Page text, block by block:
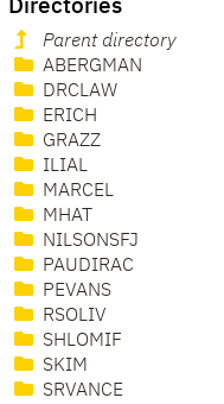
Directories
Parent directory
ABERGMAN
DRCLAW
ERICH
GRAZZ
ILIAL
MARCEL
MHAT
NILSONSFJ
PAUDIRAC
PEVANS
RSOLIV
SHLOMIF
SKIM
SRVANCE